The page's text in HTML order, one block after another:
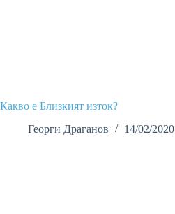
Какво е Близкият изток?
Георги Драганов
14/02/2020